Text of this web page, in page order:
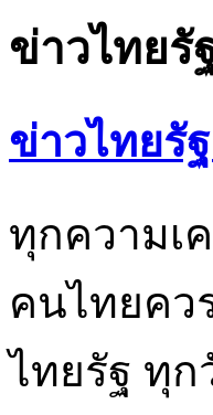
ข่าวไทยรั
ข่าวไทยรั
ทุกความเ
คนไทยคว
ไทยรัฐ ทุก